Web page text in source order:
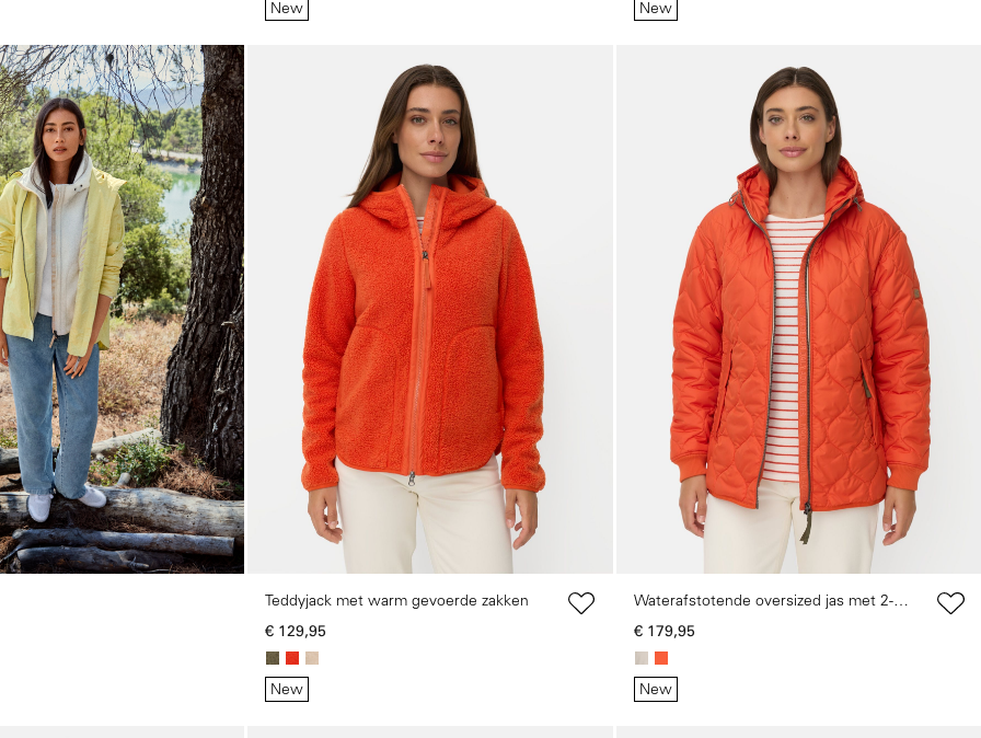
New New
Teddyjack met warm gevoerde zakken
€ 129,95
New
Waterafstotende oversized jas met 2-
wegs ritssluiting
€ 179,95
New
experience, we would like to show you the online shop according to your local settings. Please select your
that we currently only ship to countries shown here.